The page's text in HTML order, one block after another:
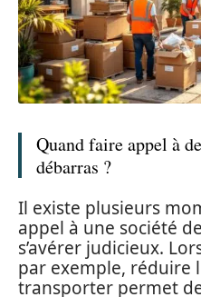
Quand faire appel à
débarras ?
Il existe plusieurs
appel à une société
s’avérer judicieux.
par exemple, réduire
transporter permet